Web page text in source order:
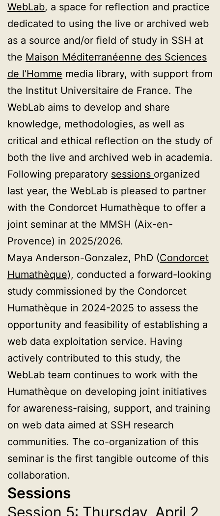
WebLab, a space for reflection and practice
dedicated to using the live or archived web
as a source and/or field of study in SSH at
the Maison Méditerranéenne des Sciences
de l’Homme media library, with support from
the Institut Universitaire de France. The
WebLab aims to develop and share
knowledge, methodologies, as well as
critical and ethical reflection on the study of
both the live and archived web in academia.
Following preparatory sessions organized
last year, the WebLab is pleased to partner
with the Condorcet Humathèque to offer a
joint seminar at the MMSH (Aix-en-
Provence) in 2025/2026.
Maya Anderson-Gonzalez, PhD (Condorcet
Humathèque), conducted a forward-looking
study commissioned by the Condorcet
Humathèque in 2024-2025 to assess the
opportunity and feasibility of establishing a
web data exploitation service. Having
actively contributed to this study, the
WebLab team continues to work with the
Humathèque on developing joint initiatives
for awareness-raising, support, and training
on web data aimed at SSH research
communities. The co-organization of this
seminar is the first tangible outcome of this
collaboration.
Sessions
Session 5: Thursday, April 2,